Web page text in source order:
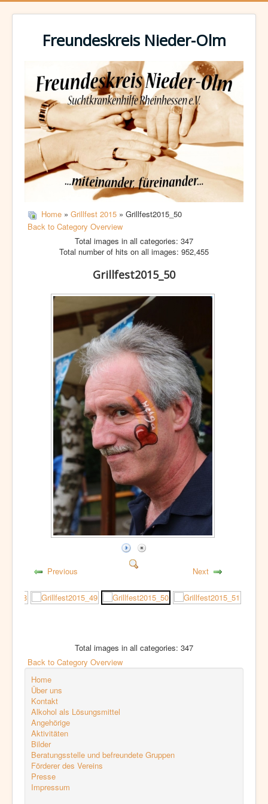
Freundeskreis Nieder-Olm
Home » Grillfest 2015 » Grillfest2015_50
Back to Category Overview
Total images in all categories: 347
Total number of hits on all images: 952,455
Grillfest2015_50
Previous Next
Total images in all categories: 347
Back to Category Overview
Home
Über uns
Kontakt
Alkohol als Lösungsmittel
Angehörige
Aktivitäten
Bilder
Beratungsstelle und befreundete Gruppen
Förderer des Vereins
Presse
Impressum